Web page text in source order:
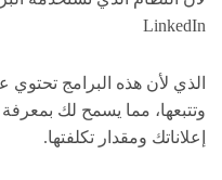
LinkedIn
الذي لأن هذه البرامج تحتوي
وتتبعها، مما يسمح لك
إعلاناتك ومقدار تكلفتها.